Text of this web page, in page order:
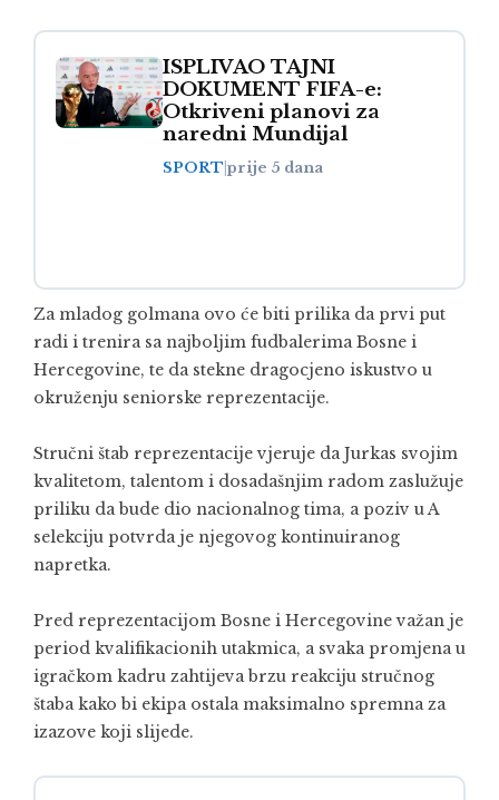
ISPLIVAO TAJNI
DOKUMENT FIFA-e:
Otkriveni planovi za
naredni Mundijal
SPORT prije 5 dana
Za mladog golmana ovo će biti prilika da prvi put
radi i trenira sa najboljim fudbalerima Bosne i
Hercegovine, te da stekne dragocjeno iskustvo u
okruženju seniorske reprezentacije.
Stručni štab reprezentacije vjeruje da Jurkas svojim
kvalitetom, talentom i dosadašnjim radom zaslužuje
priliku da bude dio nacionalnog tima, a poziv u A
selekciju potvrda je njegovog kontinuiranog
napretka.
Pred reprezentacijom Bosne i Hercegovine važan je
period kvalifikacionih utakmica, a svaka promjena u
igračkom kadru zahtijeva brzu reakciju stručnog
štaba kako bi ekipa ostala maksimalno spremna za
izazove koji slijede.